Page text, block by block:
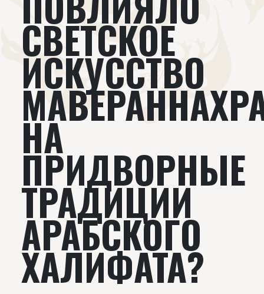
Новости
Проекты Подкасты
Книги Видеолекторий
СВЕТСКОЕ
ИСКУССТВО
НА
ПРИДВОРНЫЕ
ТРАДИЦИИ
АРАБСКОГО
ХАЛИФАТА?